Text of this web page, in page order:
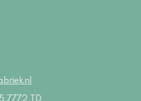
7772 TD